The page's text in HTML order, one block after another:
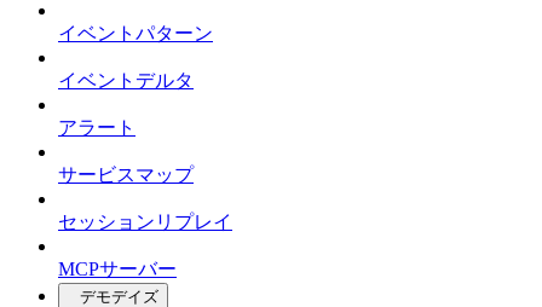
イベントパターン
イベントデルタ
アラート
サービスマップ
セッションリプレイ
MCPサーバー
デモデイズ